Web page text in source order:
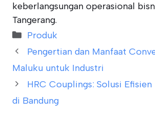
keberlangsungan operasional
Tangerang.
Categories
Produk
Pengertian dan Manfaat
Maluku untuk Industri
HRC Couplings: Solusi
di Bandung